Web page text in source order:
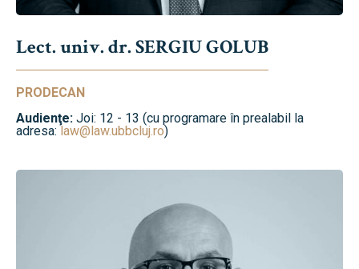
Lect. univ. dr. SERGIU GOLUB
PRODECAN
Audienţe: Joi: 12 - 13 (cu programare în prealabil la
adresa:law@law.ubbcluj.ro)